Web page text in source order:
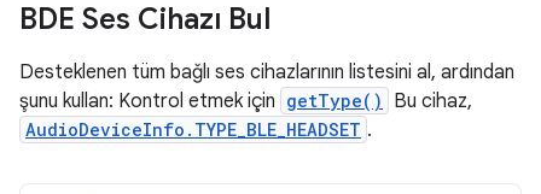
BDE Ses Cihazı Bul
Desteklenen tüm bağlı ses cihazlarının listesini al, ardından
şunu kullan: Kontrol etmek için getType() Bu cihaz,
AudioDeviceInfo.TYPE_BLE_HEADSET .